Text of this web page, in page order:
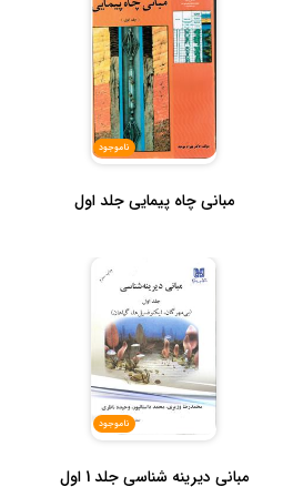
ناموجود
مبانی چاه پیمایی جلد اول
ناموجود
مبانی دیرینه شناسی جلد 1 اول